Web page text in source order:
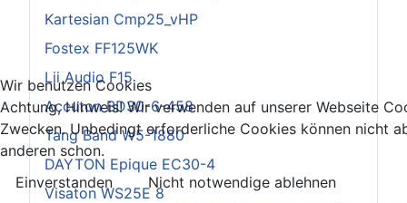
Kartesian Cmp25_vHP
Fostex FF125WK
Lii Audio F15
Accuton BD30-6-458
Tang Band W5-1880
DAYTON Epique EC30-4
Visaton WS25E 8
Wir benutzen Cookies
Achtung, Hinweis! Wir verwenden auf unserer Webseite
Zwecken. Unbedingt erforderliche Cookies können nicht
anderen schon.
Einverstanden
Nicht notwendige ablehnen